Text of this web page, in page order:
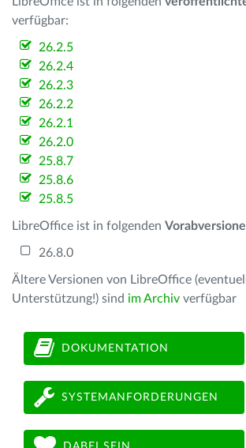
verfügbar:
26.2.5
26.2.4
26.2.3
26.2.2
26.2.1
26.2.0
25.8.7
25.8.6
25.8.5
LibreOffice ist in folgenden
26.8.0
Ältere Versionen von LibreOffice
Unterstützung!) sind im Archiv verfügbar
DOKUMENTATION
SYSTEMANFORDERUNGEN